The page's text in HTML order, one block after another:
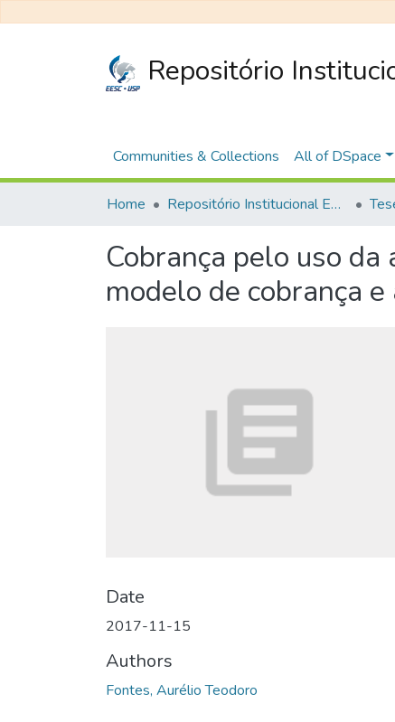
Repositório
Communities & Collections All of DSpace
Home Repositório Institucional EESC
Cobrança pelo uso
modelo de cobrança
Date
2017-11-15
Authors
Fontes, Aurélio Teodoro